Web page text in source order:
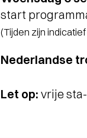
start
(Tijden zijn
Nederlandse
Let op: vrije